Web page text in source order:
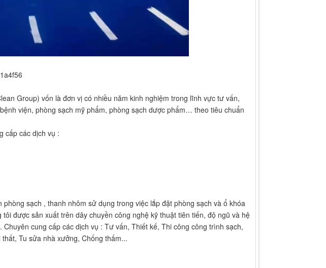
Group) vốn là đơn vị có nhiều năm kinh nghiệm trong lĩnh vực tư vấn,
viện, phòng sạch mỹ phẩm, phòng sạch dược phẩm… theo tiêu chuẩn
cấp các dịch vụ :
sạch , thanh nhôm sử dụng trong việc lắp đặt phòng sạch và ổ khóa
được sản xuất trên dây chuyền công nghệ kỹ thuật tiên tiến, độ ngũ và hệ
cung cấp các dịch vụ : Tư vấn, Thiết kế, Thi công công trình sạch,
Tu sửa nhà xưởng, Chống thấm...